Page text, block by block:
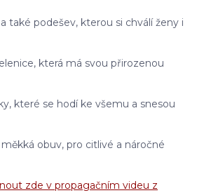
také podešev, kterou si chválí ženy i
která má svou přirozenou
které se hodí ke všemu a snesou
obuv, pro citlivé a náročné
zde v propagačním videu z